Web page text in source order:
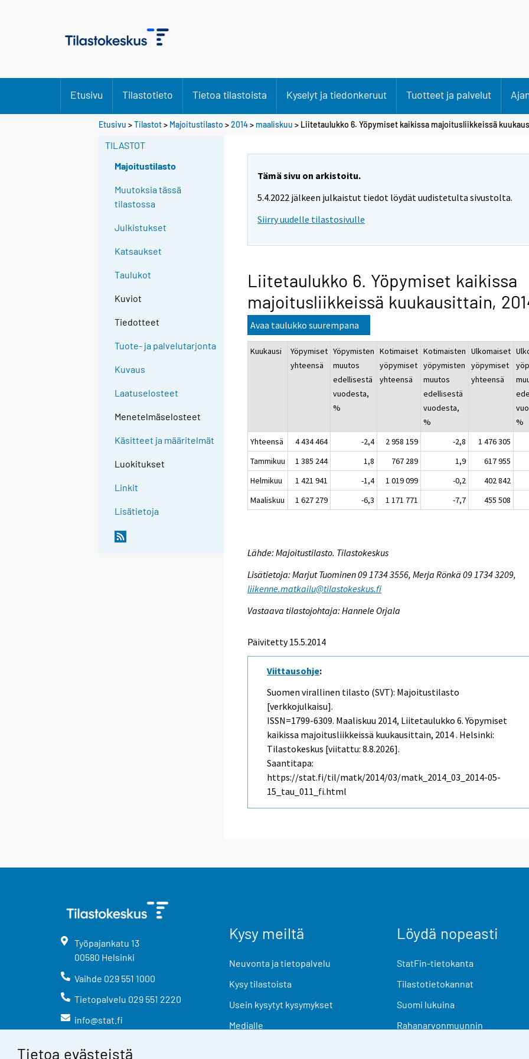
Tietoa evästeistä
Etusivu Tilastotieto Tietoa tilastoista Kyselyt ja tiedonkeruut Tuotteet ja palvelut
Etusivu >Tilastot> Majoitustilasto >2014> maaliskuu > Liitetaulukko 6. Yöpymiset kaikissa majoitusliikkeissä
TILASTOT
Majoitustilasto
Muutoksia tässä
tilastossa
Julkistukset
Katsaukset
Taulukot
Kuviot
Tiedotteet
Tuote- ja palvelutarjonta
Kuvaus
Laatuselosteet
Menetelmäselosteet
Käsitteet ja määritelmät
Luokitukset
Linkit
Lisätietoja
Tämä sivu on arkistoitu.
5.4.2022 jälkeen julkaistut tiedot löydät uudistetulta sivustolta.
Siirry uudelle tilastosivulle
Liitetaulukko 6. Yöpymiset kaikissa
majoitusliikkeissä kuukausittain,
Avaa taulukko suurempana
Kuukausi
Yöpymiset
yhteensä
Yöpymisten
muutos
edellisestä
vuodesta,
%
Kotimaiset
yöpymiset
yhteensä
Kotimaisten
yöpymisten
muutos
edellisestä
vuodesta,
%
Ulkomaiset
yöpymiset
yhteensä
%
Yhteensä
4 434 464 -2,4 2 958 159 -2,8 1 476 305
Tammikuu
1 385 244 1,8 767 289 1,9 617 955
Helmikuu
1 421 941 -1,4 1 019 099 -0,2 402 842
Maaliskuu
1 627 279 -6,3 1 171 771 -7,7 455 508
Lähde: Majoitustilasto. Tilastokeskus
Lisätietoja: Marjut Tuominen 09 1734 3556, Merja Rönkä 09 1734 3209,
liikenne.matkailu@tilastokeskus.fi
Vastaava tilastojohtaja: Hannele Orjala
Päivitetty 15.5.2014
Viittausohje:
Suomen virallinen tilasto (SVT): Majoitustilasto
[verkkojulkaisu].
ISSN=1799-6309. Maaliskuu 2014, Liitetaulukko 6. Yöpymiset
kaikissa majoitusliikkeissä kuukausittain, 2014 . Helsinki:
Tilastokeskus [viitattu: 8.8.2026].
Saantitapa:
https://stat.fi/til/matk/2014/03/matk_2014_03_2014-05-
15_tau_011_fi.html
Työpajankatu 13
00580 Helsinki
Vaihde 029 551 1000
Tietopalvelu 029 551 2220
info@stat.fi
Kysy meiltä
Neuvonta ja tietopalvelu
Kysy tilastoista
Usein kysytyt kysymykset
Medialle
Löydä nopeasti
StatFin-tietokanta
Tilastotietokannat
Suomi lukuina
Rahanarvonmuunnin